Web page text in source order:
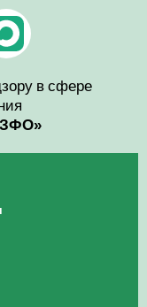
в сфере